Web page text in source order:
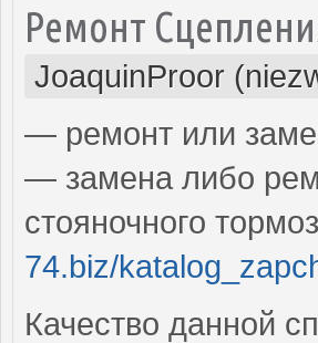
Ремонт
JoaquinProor
— ремонт или
— замена либо
стояночного
74.biz/
Качество данной